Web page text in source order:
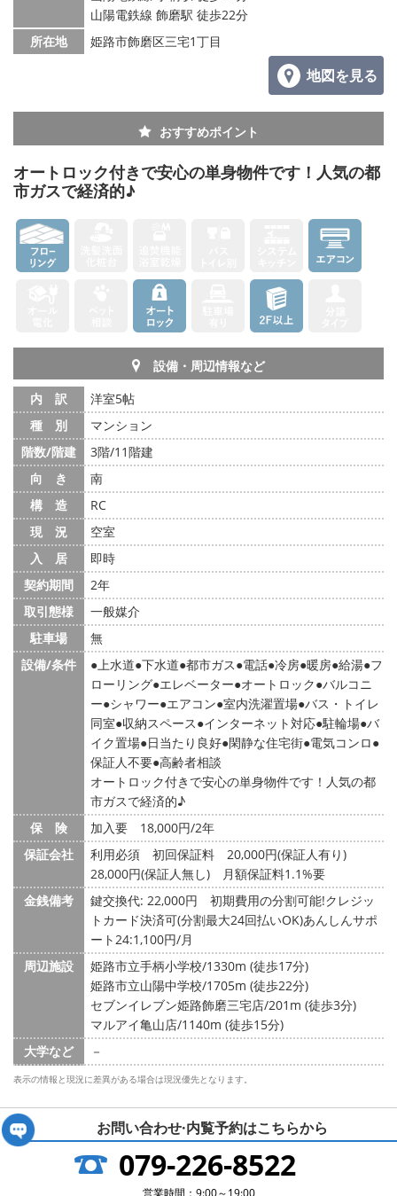
山陽電鉄線 飾磨駅 徒歩22分
所在地
姫路市飾磨区三宅1丁目
地図を見る
おすすめポイント
オートロック付きで安心の単身物件です！人気の都
市ガスで経済的♪
設備・周辺情報など
内 訳
洋室5帖
種 別
マンション
階数/階建
3階/11階建
向 き
南
構 造
RC
現 況
空室
入 居
即時
契約期間
2年
取引態様
一般媒介
駐車場
無
設備/条件
上水道 下水道 都市ガス 電話 冷房 暖房 給湯 フ
ローリング エレベーター オートロック バルコニ
ー シャワー エアコン 室内洗濯置場 バス・トイレ
同室 収納スペース インターネット対応 駐輪場 バ
イク置場 日当たり良好 閑静な住宅街 電気コンロ
保証人不要 高齢者相談
オートロック付きで安心の単身物件です！人気の都
市ガスで経済的♪
保 険
加入要 18,000円/2年
保証会社
利用必須 初回保証料 20,000円(保証人有り)
28,000円(保証人無し) 月額保証料1.1%要
金銭備考
鍵交換代: 22,000円
初期費用の分割可能!クレジッ
トカード決済可(分割最大24回払いOK)あんしんサポ
ート24:1,100円/月
周辺施設
姫路市立手柄小学校/1330m (徒歩17分)
姫路市立山陽中学校/1705m (徒歩22分)
セブンイレブン姫路飾磨三宅店/201m (徒歩3分)
マルアイ亀山店/1140m (徒歩15分)
大学など
－
表示の情報と現況に差異がある場合は現況優先となります。
お問い合わせ·内覧予約はこちらから
079-226-8522
営業時間：9:00～19:00